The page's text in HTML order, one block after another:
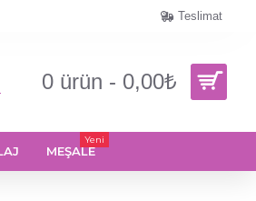
Teslimat
0 ürün - 0,00₺
MEŞALE
Yeni